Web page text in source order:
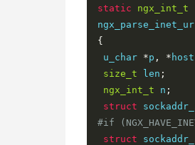
static
ngx_int_t
{
u_char *p , * host
size_t len ;
ngx_int_t n ;
struct
#if
struct